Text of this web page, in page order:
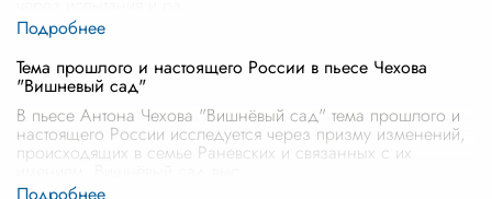
Тема прошлого и настоящего России в пьесе Чехова
"Вишневый сад"
В пьесе Антона Чехова "Вишнёвый сад" тема прошлого и
настоящего России исследуется через призму изменений,
происходящих в семье Раневских и связанных с их